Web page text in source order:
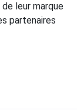
leur marque
partenaires